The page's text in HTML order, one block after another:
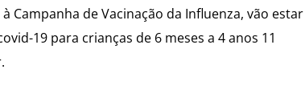
de Vacinação da Influenza, vão estar
19 para crianças de 6 meses a 4 anos 11